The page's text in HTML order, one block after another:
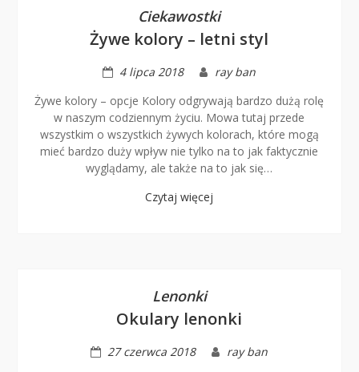
Ciekawostki
Żywe kolory – letni styl
4 lipca 2018
ray ban
Żywe kolory – opcje Kolory odgrywają bardzo dużą rolę
w naszym codziennym życiu. Mowa tutaj przede
wszystkim o wszystkich żywych kolorach, które mogą
mieć bardzo duży wpływ nie tylko na to jak faktycznie
wyglądamy, ale także na to jak się…
Czytaj więcej
Lenonki
Okulary lenonki
27 czerwca 2018
ray ban